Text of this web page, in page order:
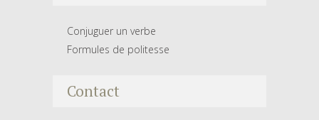
Conjuguer un verbe
Formules de politesse
Contact